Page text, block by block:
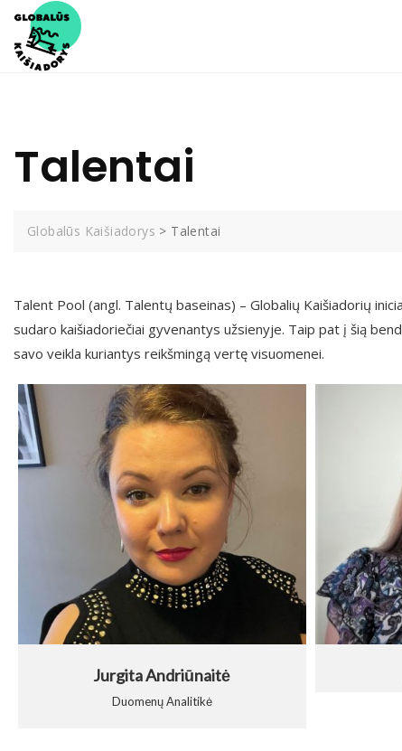
Skip
content
Talentai
Globalūs Kaišiadorys > Talentai
Talent Pool (angl. Talentų baseinas) – Globalių Kaišiadorių
sudaro kaišiadoriečiai gyvenantys užsienyje. Taip pat į šią
savo veikla kuriantys reikšmingą vertę visuomenei.
Jurgita Andriūnaitė
Duomenų Analitikė